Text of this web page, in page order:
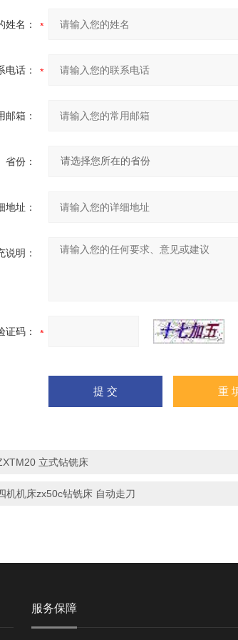
姓名：
电话：
邮箱：
省份：
地址：
说明：
证码：
立式钻铣床
机机床zx50c钻铣床 自动走刀
服务保障